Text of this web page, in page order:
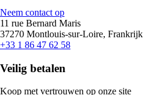
Neem contact op
11 rue Bernard Maris
37270 Montlouis-sur-Loire, Frankrijk
+33 1 86 47 62 58
Veilig betalen
Koop met vertrouwen op onze site